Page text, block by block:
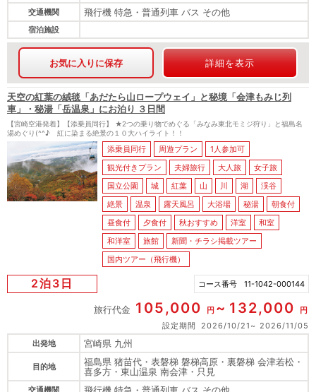
交通機関 飛行機 特急・普通列車 バス その他
宿泊施設
お気に入りに保存 詳細を表示
天空の紅葉の絨毯「あだたら山ロープウェイ」と秘境「会津もみじ列
車」・秘湯「岳温泉」にお泊り ３日間
【宮崎空港発着】【添乗員同行】 ★2つの乗り物でめぐる「みなみ東北モミジ狩り」と福島名
湯めぐり(^^♪ 紅に染まる絶景の１０大ハイライト！！
添乗員同行 周遊プラン
1人参加可
観光付きプラン
夫婦旅行 大人旅
女子旅
国立公園
城 紅葉 山 川 湖
渓谷
絶景
温泉 露天風呂 大浴場 秘湯
朝食付
昼食付
夕食付 秋おすすめ 洋室
和室
和洋室
旅館
新聞・チラシ掲載ツアー
国内ツアー（飛行機）
2泊3日 コース番号 11-1042-000144
旅行代金 105,000 円 132,000
円
設定期間
2026/10/21
2026/11/05
出発地
宮崎県 九州
目的地
福島県 猪苗代・表磐梯 磐梯高原・裏磐梯 会津若松・
喜多方・東山温泉 南会津・只見
交通機関